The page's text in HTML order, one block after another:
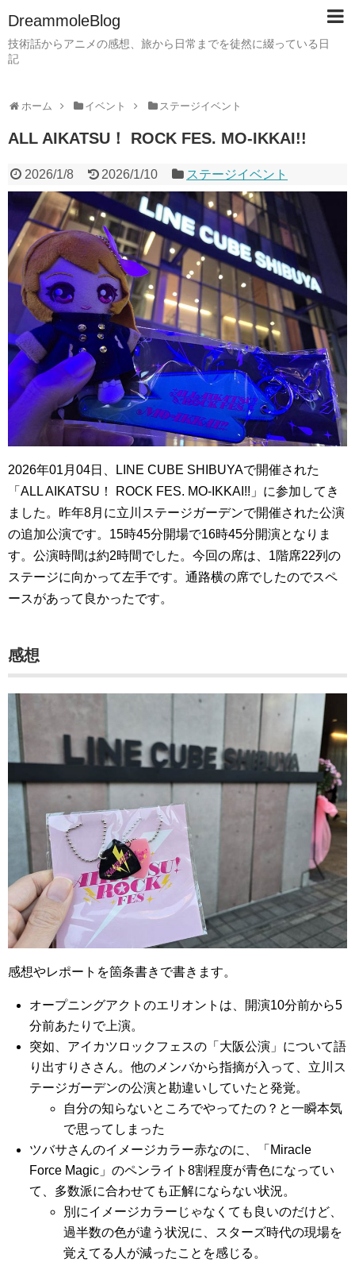
DreammoleBlog
技術話からアニメの感想、旅から日常までを徒然に綴っている日
記
ホーム イベント ステージイベント
ALL AIKATSU！ ROCK FES. MO-IKKAI!!
2026/1/8 2026/1/10 ステージイベント
2026年01月04日、LINE CUBE SHIBUYAで開催された
「ALL AIKATSU！ ROCK FES. MO-IKKAI!!」に参加してき
ました。昨年8月に立川ステージガーデンで開催された公演
の追加公演です。15時45分開場で16時45分開演となりま
す。公演時間は約2時間でした。今回の席は、1階席22列の
ステージに向かって左手です。通路横の席でしたのでスペ
ースがあって良かったです。
感想
感想やレポートを箇条書きで書きます。
オープニングアクトのエリオントは、開演10分前から5
分前あたりで上演。
突如、アイカツロックフェスの「大阪公演」について語
り出すりささん。他のメンバから指摘が入って、立川ス
テージガーデンの公演と勘違いしていたと発覚。
自分の知らないところでやってたの？と一瞬本気
で思ってしまった
ツバサさんのイメージカラー赤なのに、「Miracle
Force Magic」のペンライト8割程度が青色になってい
て、多数派に合わせても正解にならない状況。
別にイメージカラーじゃなくても良いのだけど、
過半数の色が違う状況に、スターズ時代の現場を
覚えてる人が減ったことを感じる。